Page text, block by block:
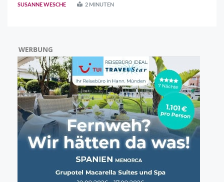
Unterstützer, Sponsoren und Bürgerme ..
SUSANNE WESCHE 2 MINUTEN